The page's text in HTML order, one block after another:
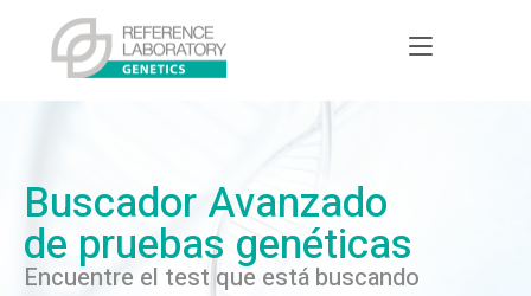
Buscador Avanzado
de pruebas genéticas
Encuentre el test que está buscando